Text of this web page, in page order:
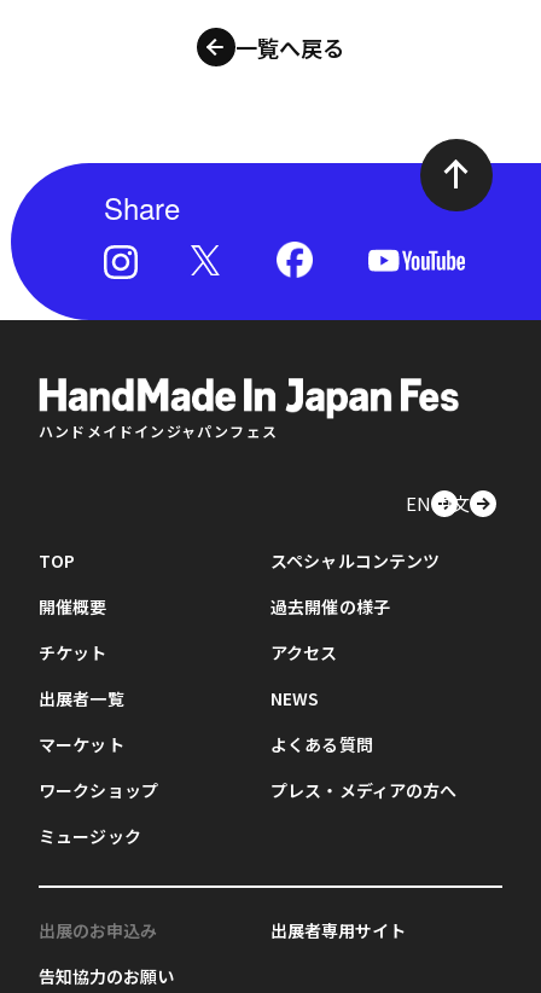
一覧へ戻る
Share
ハンドメイドインジャパンフェス
EN中文
TOP
開催概要
チケット
出展者一覧
マーケット
ワークショップ
ミュージック
スペシャルコンテンツ
過去開催の様子
アクセス
NEWS
よくある質問
プレス・メディアの方へ
出展のお申込み
告知協力のお願い
出展者専用サイト